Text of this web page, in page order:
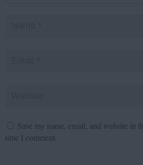
Save my name, email, and website in
time I comment.